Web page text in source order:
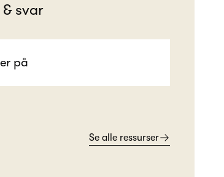
svar
Se alle ressurser